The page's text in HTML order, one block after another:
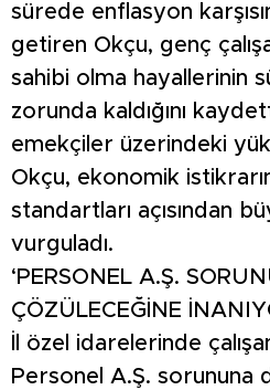
sürede enflasyon
getiren Okçu, genç
sahibi olma hayallerinin
zorunda kaldığını
emekçiler üzerindeki
Okçu, ekonomik
standartları açısından
vurguladı.
‘PERSONEL A.Ş.
ÇÖZÜLECEĞİNE
İl özel idarelerinde
Personel A.Ş. sorununa